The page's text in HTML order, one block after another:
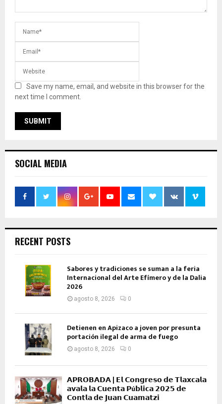
Save my name, email, and website in this browser for the
next time I comment.
SOCIAL MEDIA
RECENT POSTS
Sabores y tradiciones se suman a la feria
Internacional del Arte Efímero y de la Dalia
2026
agosto 8, 2026 0
Detienen en Apizaco a joven por presunta
portación ilegal de arma de fuego
agosto 8, 2026 0
𝗔𝗣𝗥𝗢𝗕𝗔𝗗𝗔 | 𝗘𝗹 𝗖𝗼𝗻𝗴𝗿𝗲𝘀𝗼 𝗱𝗲 𝗧𝗹𝗮𝘅𝗰𝗮𝗹𝗮
𝗮𝘃𝗮𝗹𝗮 𝗹𝗮 𝗖𝘂𝗲𝗻𝘁𝗮 𝗣ú𝗯𝗹𝗶𝗰𝗮 𝟮𝟬𝟮𝟱 𝗱𝗲
𝗖𝗼𝗻𝘁𝗹𝗮 𝗱𝗲 𝗝𝘂𝗮𝗻 𝗖𝘂𝗮𝗺𝗮𝘁𝘇𝗶